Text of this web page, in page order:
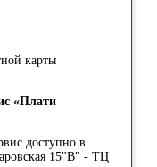
карты
«Плати
доступно в
15"В" - ТЦ